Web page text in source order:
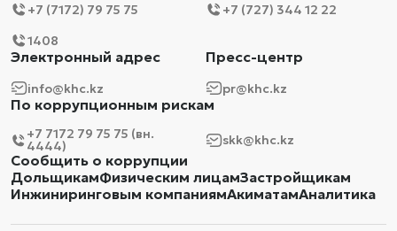
+7 (7172) 79 75 75
+7 (727) 344 12 22
1408
Электронный адрес
info@khc.kz
Пресс-центр
pr@khc.kz
По коррупционным рискам
+7 7172 79 75 75 (вн.
4444) skk@khc.kz
Сообщить о коррупции
ДольщикамФизическим лицамЗастройщикам
Инжиниринговым компаниямАкиматамАналитика